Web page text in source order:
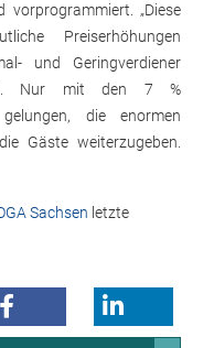
vorprogrammiert. „Diese
Preiserhöhungen
und Geringverdiener
Nur mit den 7 %
die enormen
Gäste weiterzugeben.
Sachsen letzte